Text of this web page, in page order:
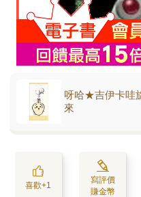
呀哈★吉伊卡哇
來
喜歡+1
寫評價
賺金幣